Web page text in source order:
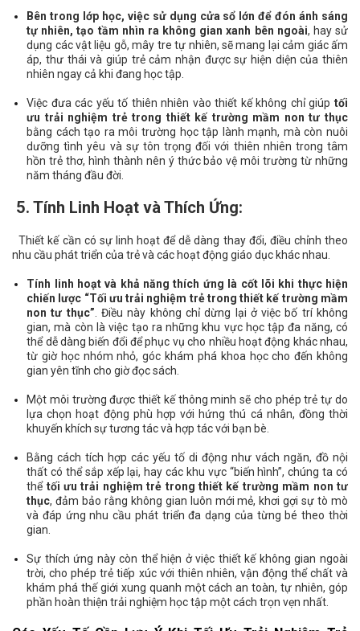
Bên trong lớp học, việc sử dụng cửa sổ lớn để đón ánh sáng
tự nhiên, tạo tầm nhìn ra không gian xanh bên ngoài, hay sử
dụng các vật liệu gỗ, mây tre tự nhiên, sẽ mang lại cảm giác ấm
áp, thư thái và giúp trẻ cảm nhận được sự hiện diện của thiên
nhiên ngay cả khi đang học tập.
Việc đưa các yếu tố thiên nhiên vào thiết kế không chỉ giúp tối
ưu trải nghiệm trẻ trong thiết kế trường mầm non tư thục
bằng cách tạo ra môi trường học tập lành mạnh, mà còn nuôi
dưỡng tình yêu và sự tôn trọng đối với thiên nhiên trong tâm
hồn trẻ thơ, hình thành nên ý thức bảo vệ môi trường từ những
năm tháng đầu đời.
5. Tính Linh Hoạt và Thích Ứng:
Thiết kế cần có sự linh hoạt để dễ dàng thay đổi, điều chỉnh theo
nhu cầu phát triển của trẻ và các hoạt động giáo dục khác nhau.
Tính linh hoạt và khả năng thích ứng là cốt lõi khi thực hiện
chiến lược “Tối ưu trải nghiệm trẻ trong thiết kế trường mầm
non tư thục” . Điều này không chỉ dừng lại ở việc bố trí không
gian, mà còn là việc tạo ra những khu vực học tập đa năng, có
thể dễ dàng biến đổi để phục vụ cho nhiều hoạt động khác nhau,
từ giờ học nhóm nhỏ, góc khám phá khoa học cho đến không
gian yên tĩnh cho giờ đọc sách.
Một môi trường được thiết kế thông minh sẽ cho phép trẻ tự do
lựa chọn hoạt động phù hợp với hứng thú cá nhân, đồng thời
khuyến khích sự tương tác và hợp tác với bạn bè.
Bằng cách tích hợp các yếu tố di động như vách ngăn, đồ nội
thất có thể sắp xếp lại, hay các khu vực “biến hình”, chúng ta có
thể tối ưu trải nghiệm trẻ trong thiết kế trường mầm non tư
thục, đảm bảo rằng không gian luôn mới mẻ, khơi gợi sự tò mò
và đáp ứng nhu cầu phát triển đa dạng của từng bé theo thời
gian.
Sự thích ứng này còn thể hiện ở việc thiết kế không gian ngoài
trời, cho phép trẻ tiếp xúc với thiên nhiên, vận động thể chất và
khám phá thế giới xung quanh một cách an toàn, tự nhiên, góp
phần hoàn thiện trải nghiệm học tập một cách trọn vẹn nhất.